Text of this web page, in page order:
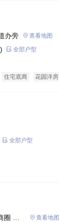
办旁 查看地图
全部户型
住宅底商 花园洋房
全部户型
惠
查看地图